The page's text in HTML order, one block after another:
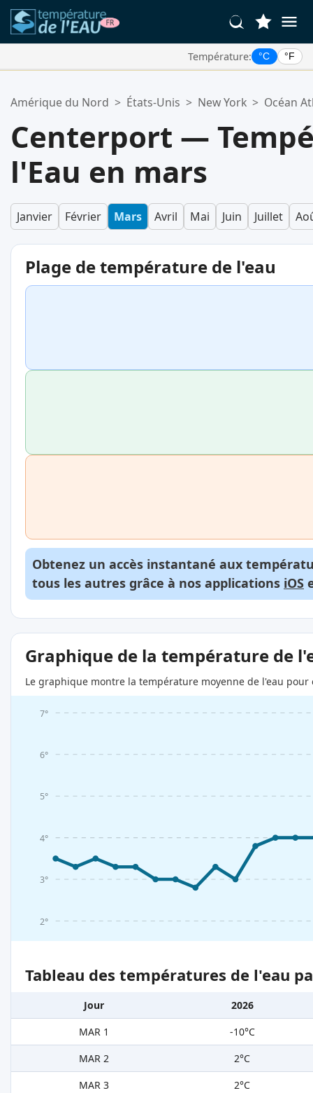
Température: °C °F
Votre liste de favoris est vide.
Amérique du Nord > États-Unis > New York > Océan
Centerport —
l'Eau en mars
Janvier Février Mars Avril Mai Juin Juillet
Plage de température de l'eau
Obtenez un accès instantané aux
tous les autres grâce à nos applications iOS
Graphique de la température de
Le graphique montre la température moyenne de l'eau
2°
3°
4°
5°
6°
7°
Tableau des températures de l'eau
Jour
2026
MAR 1
-10°C
MAR 2
2°C
MAR 3
2°C